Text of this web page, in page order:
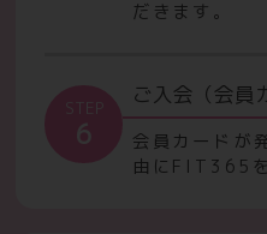
だきます。
STEP
6
ご入会（会員
会員カードが
由にFIT365を